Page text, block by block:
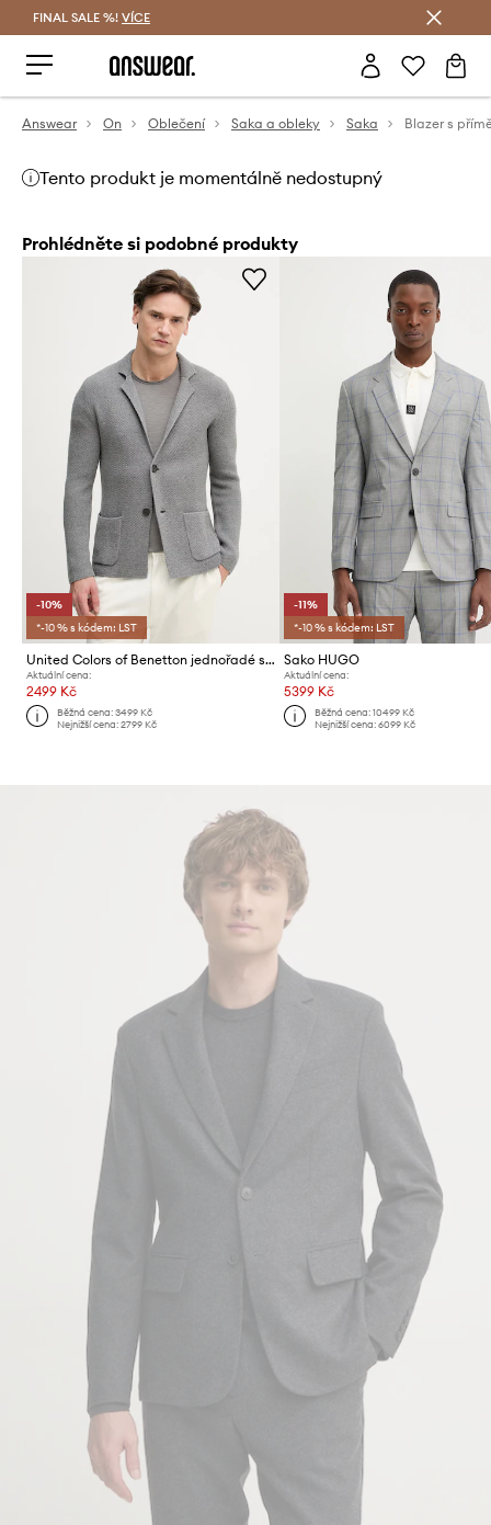
FINAL SALE %! VÍCE
Answear On Oblečení Saka a obleky Saka
Tento produkt je momentálně nedostupný
Prohlédněte si podobné produkty
-10%
*-10 % s kódem: LST
United Colors of Benetton jednořadé sako pánské s příměsí vlny
Aktuální cena:
2499 Kč
Běžná cena:3499 Kč
Nejnižší cena:2799 Kč
-11%
*-10 % s kódem: LST
Sako HUGO
Aktuální cena:
5399 Kč
Běžná cena: 10499 Kč
Nejnižší cena: 6099 Kč